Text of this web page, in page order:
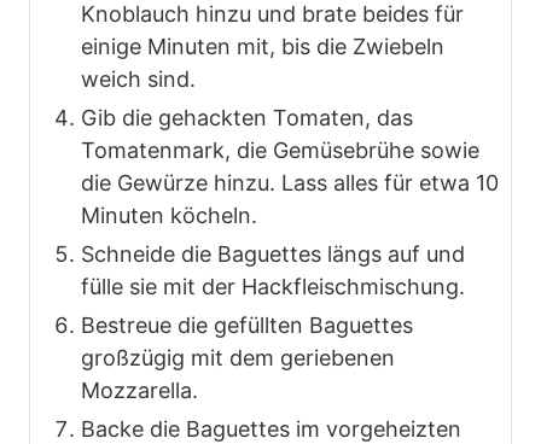
Knoblauch hinzu und brate beides für
einige Minuten mit, bis die Zwiebeln
weich sind.
Gib die gehackten Tomaten, das
Tomatenmark, die Gemüsebrühe sowie
die Gewürze hinzu. Lass alles für etwa 10
Minuten köcheln.
Schneide die Baguettes längs auf und
fülle sie mit der Hackfleischmischung.
Bestreue die gefüllten Baguettes
großzügig mit dem geriebenen
Mozzarella.
Backe die Baguettes im vorgeheizten